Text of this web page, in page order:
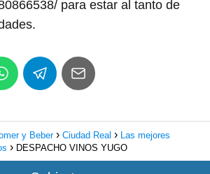
para estar al tanto de
y Beber Ciudad Real
Las mejores
DESPACHO VINOS YUGO